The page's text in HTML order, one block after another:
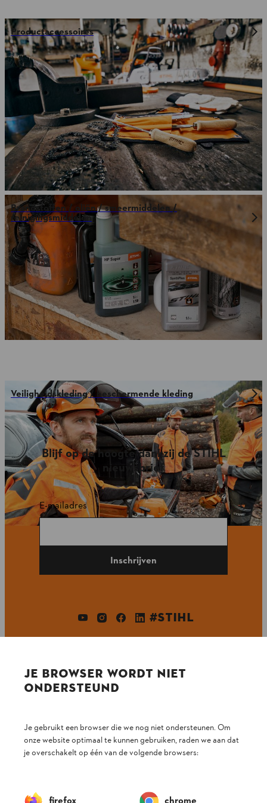
Productaccessoires
Brandstoffen / oliën / smeermiddelen /
reinigingsmiddelen
Veiligheidskleding / beschermende kleding
Blijf op de hoogte dankzij de STIHL
nieuwsbrief
E-mailadres
Inschrijven
#STIHL
JE BROWSER WORDT NIET
ONDERSTEUND
Je gebruikt een browser die we nog niet ondersteunen. Om
onze website optimaal te kunnen gebruiken, raden we aan dat
je overschakelt op één van de volgende browsers: